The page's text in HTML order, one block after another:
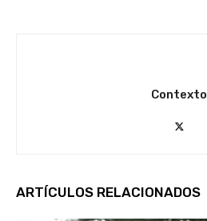
Contexto
ARTÍCULOS RELACIONADOS